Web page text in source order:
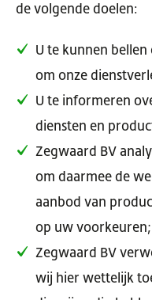
de volgende doelen:
U te kunnen
om onze
U te informeren
diensten en
Zegwaard BV
om daarmee de
aanbod van
op uw voorkeuren;
Zegwaard BV
wij hier wettelijk